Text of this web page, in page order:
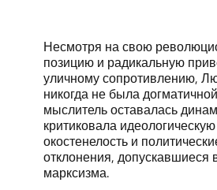
Несмотря на свою
позицию и радикальную
уличному сопротивлению,
никогда не была
мыслитель оставалась
критиковала идеологическую
окостенелость и
отклонения, допускавшиеся
марксизма.